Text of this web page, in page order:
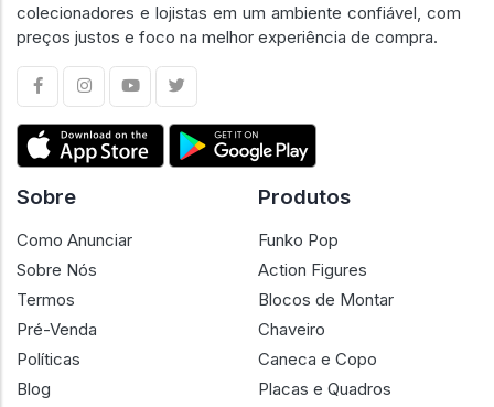
colecionadores e lojistas em um ambiente confiável, com
preços justos e foco na melhor experiência de compra.
Sobre
Como Anunciar
Sobre Nós
Termos
Pré-Venda
Políticas
Blog
Produtos
Funko Pop
Action Figures
Blocos de Montar
Chaveiro
Caneca e Copo
Placas e Quadros